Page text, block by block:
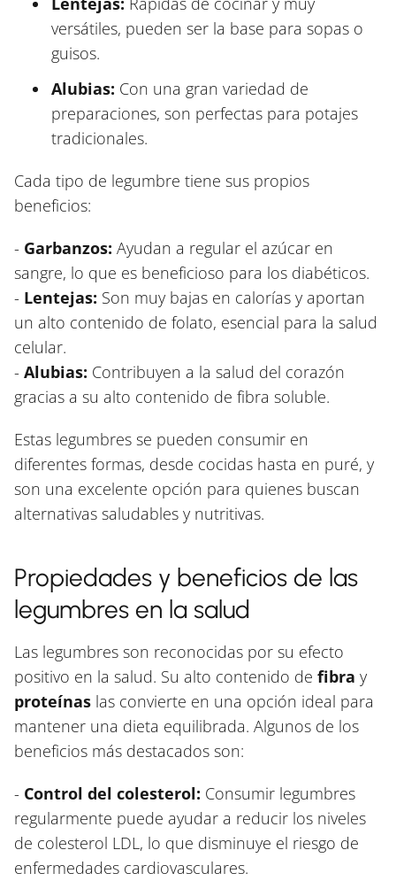
versátiles, pueden ser la base para sopas o
guisos.
Alubias: Con una gran variedad de
preparaciones, son perfectas para potajes
tradicionales.
Cada tipo de legumbre tiene sus propios
beneficios:
- Garbanzos: Ayudan a regular el azúcar en
sangre, lo que es beneficioso para los diabéticos.
- Lentejas: Son muy bajas en calorías y aportan
un alto contenido de folato, esencial para la salud
celular.
- Alubias: Contribuyen a la salud del corazón
gracias a su alto contenido de fibra soluble.
Estas legumbres se pueden consumir en
diferentes formas, desde cocidas hasta en puré, y
son una excelente opción para quienes buscan
alternativas saludables y nutritivas.
Propiedades y beneficios de las
legumbres en la salud
Las legumbres son reconocidas por su efecto
positivo en la salud. Su alto contenido de fibra y
proteínas las convierte en una opción ideal para
mantener una dieta equilibrada. Algunos de los
beneficios más destacados son:
- Control del colesterol: Consumir legumbres
regularmente puede ayudar a reducir los niveles
de colesterol LDL, lo que disminuye el riesgo de
enfermedades cardiovasculares.